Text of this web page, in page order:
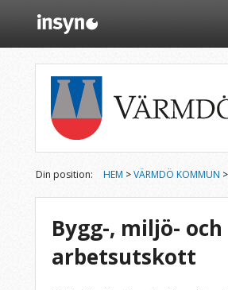
Din position: HEM >VÄRMDÖ KOMMUN >
Bygg-, miljö-
arbetsutskott